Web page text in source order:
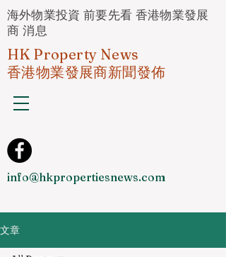
海外物業投資 前要先看 香港物業發展
商 消息
HK Property News
香港物業發展商新聞發佈
info@hkpropertiesnews.com
文章